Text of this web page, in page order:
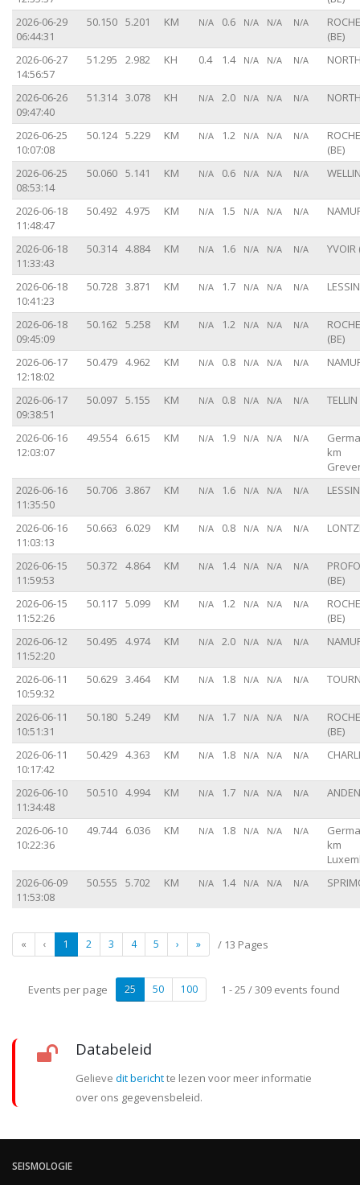
2026-06-29
06:44:31
50.150 5.201 KM N/A 0.6 N/A N/A N/A
(BE)
2026-06-27
14:56:57
51.295 2.982 KH 0.4 1.4 N/A N/A N/A
2026-06-26
09:47:40
51.314 3.078 KH N/A 2.0 N/A N/A N/A
2026-06-25
10:07:08
50.124 5.229 KM N/A 1.2 N/A N/A N/A
(BE)
2026-06-25
08:53:14
50.060 5.141 KM N/A 0.6 N/A N/A N/A
2026-06-18
11:48:47
50.492 4.975 KM N/A 1.5 N/A N/A N/A
2026-06-18
11:33:43
50.314 4.884 KM N/A 1.6 N/A N/A N/A YVOIR
2026-06-18
10:41:23
50.728 3.871 KM N/A 1.7 N/A N/A N/A
2026-06-18
09:45:09
50.162 5.258 KM N/A 1.2 N/A N/A N/A
(BE)
2026-06-17
12:18:02
50.479 4.962 KM N/A 0.8 N/A N/A N/A
2026-06-17
09:38:51
50.097 5.155 KM N/A 0.8 N/A N/A N/A TELLIN
2026-06-16
12:03:07
49.554 6.615 KM N/A 1.9 N/A N/A N/A
km
2026-06-16
11:35:50
50.706 3.867 KM N/A 1.6 N/A N/A N/A
2026-06-16
11:03:13
50.663 6.029 KM N/A 0.8 N/A N/A N/A
2026-06-15
11:59:53
50.372 4.864 KM N/A 1.4 N/A N/A N/A
(BE)
2026-06-15
11:52:26
50.117 5.099 KM N/A 1.2 N/A N/A N/A
(BE)
2026-06-12
11:52:20
50.495 4.974 KM N/A 2.0 N/A N/A N/A
2026-06-11
10:59:32
50.629 3.464 KM N/A 1.8 N/A N/A N/A
2026-06-11
10:51:31
50.180 5.249 KM N/A 1.7 N/A N/A N/A
(BE)
2026-06-11
10:17:42
50.429 4.363 KM N/A 1.8 N/A N/A N/A
2026-06-10
11:34:48
50.510 4.994 KM N/A 1.7 N/A N/A N/A
2026-06-10
10:22:36
49.744 6.036 KM N/A 1.8 N/A N/A N/A
km
2026-06-09
11:53:08
50.555 5.702 KM N/A 1.4 N/A N/A N/A
« ‹ 1 2 3 4 5 › » / 13 Pages
25 50 100
Events per page 1 - 25 / 309 events found
Databeleid
Gelieve dit berichtte lezen voor meer informatie
over ons gegevensbeleid.
SEISMOLOGIE